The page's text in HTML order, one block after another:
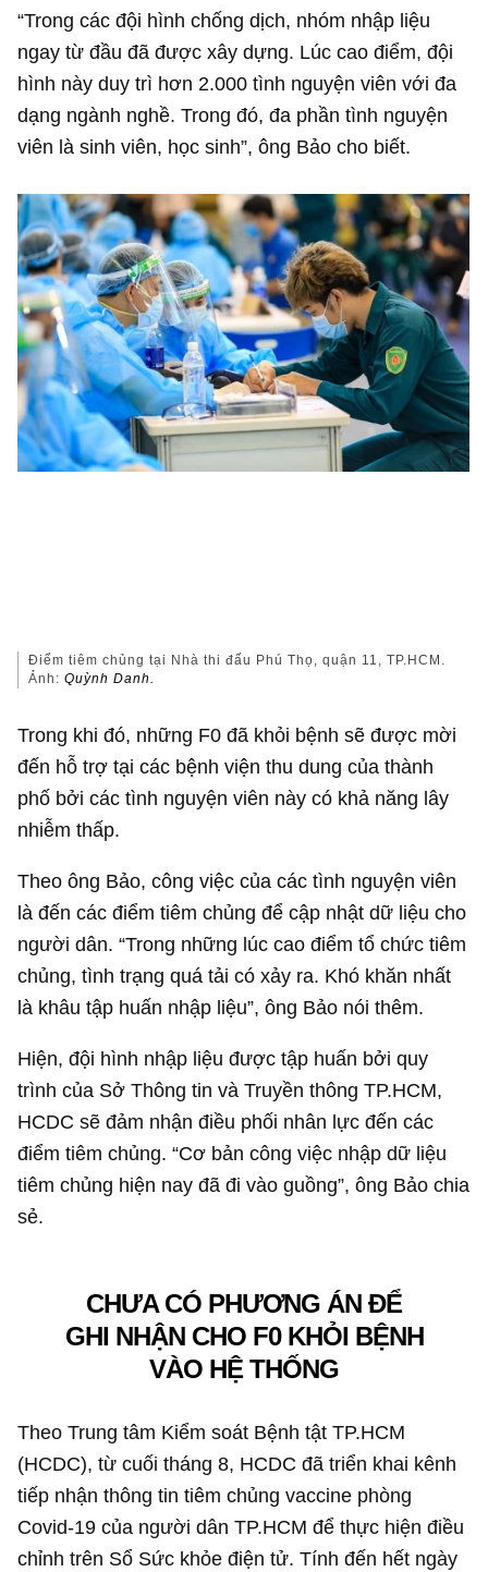
“Trong các đội hình chống dịch, nhóm nhập liệu
ngay từ đầu đã được xây dựng. Lúc cao điểm, đội
hình này duy trì hơn 2.000 tình nguyện viên với đa
dạng ngành nghề. Trong đó, đa phần tình nguyện
viên là sinh viên, học sinh”, ông Bảo cho biết.
Điểm tiêm chủng tại Nhà thi đấu Phú Thọ, quận 11, TP.HCM.
Ảnh:Quỳnh Danh.
Trong khi đó, những F0 đã khỏi bệnh sẽ được mời
đến hỗ trợ tại các bệnh viện thu dung của thành
phố bởi các tình nguyện viên này có khả năng lây
nhiễm thấp.
Theo ông Bảo, công việc của các tình nguyện viên
là đến các điểm tiêm chủng để cập nhật dữ liệu cho
người dân. “Trong những lúc cao điểm tổ chức tiêm
chủng, tình trạng quá tải có xảy ra. Khó khăn nhất
là khâu tập huấn nhập liệu”, ông Bảo nói thêm.
Hiện, đội hình nhập liệu được tập huấn bởi quy
trình của Sở Thông tin và Truyền thông TP.HCM,
HCDC sẽ đảm nhận điều phối nhân lực đến các
điểm tiêm chủng. “Cơ bản công việc nhập dữ liệu
tiêm chủng hiện nay đã đi vào guồng”, ông Bảo chia
sẻ.
CHƯA CÓ PHƯƠNG ÁN ĐỂ
GHI NHẬN CHO F0 KHỎI BỆNH
VÀO HỆ THỐNG
Theo Trung tâm Kiểm soát Bệnh tật TP.HCM
(HCDC), từ cuối tháng 8, HCDC đã triển khai kênh
tiếp nhận thông tin tiêm chủng vaccine phòng
Covid-19 của người dân TP.HCM để thực hiện điều
chỉnh trên Sổ Sức khỏe điện tử. Tính đến hết ngày